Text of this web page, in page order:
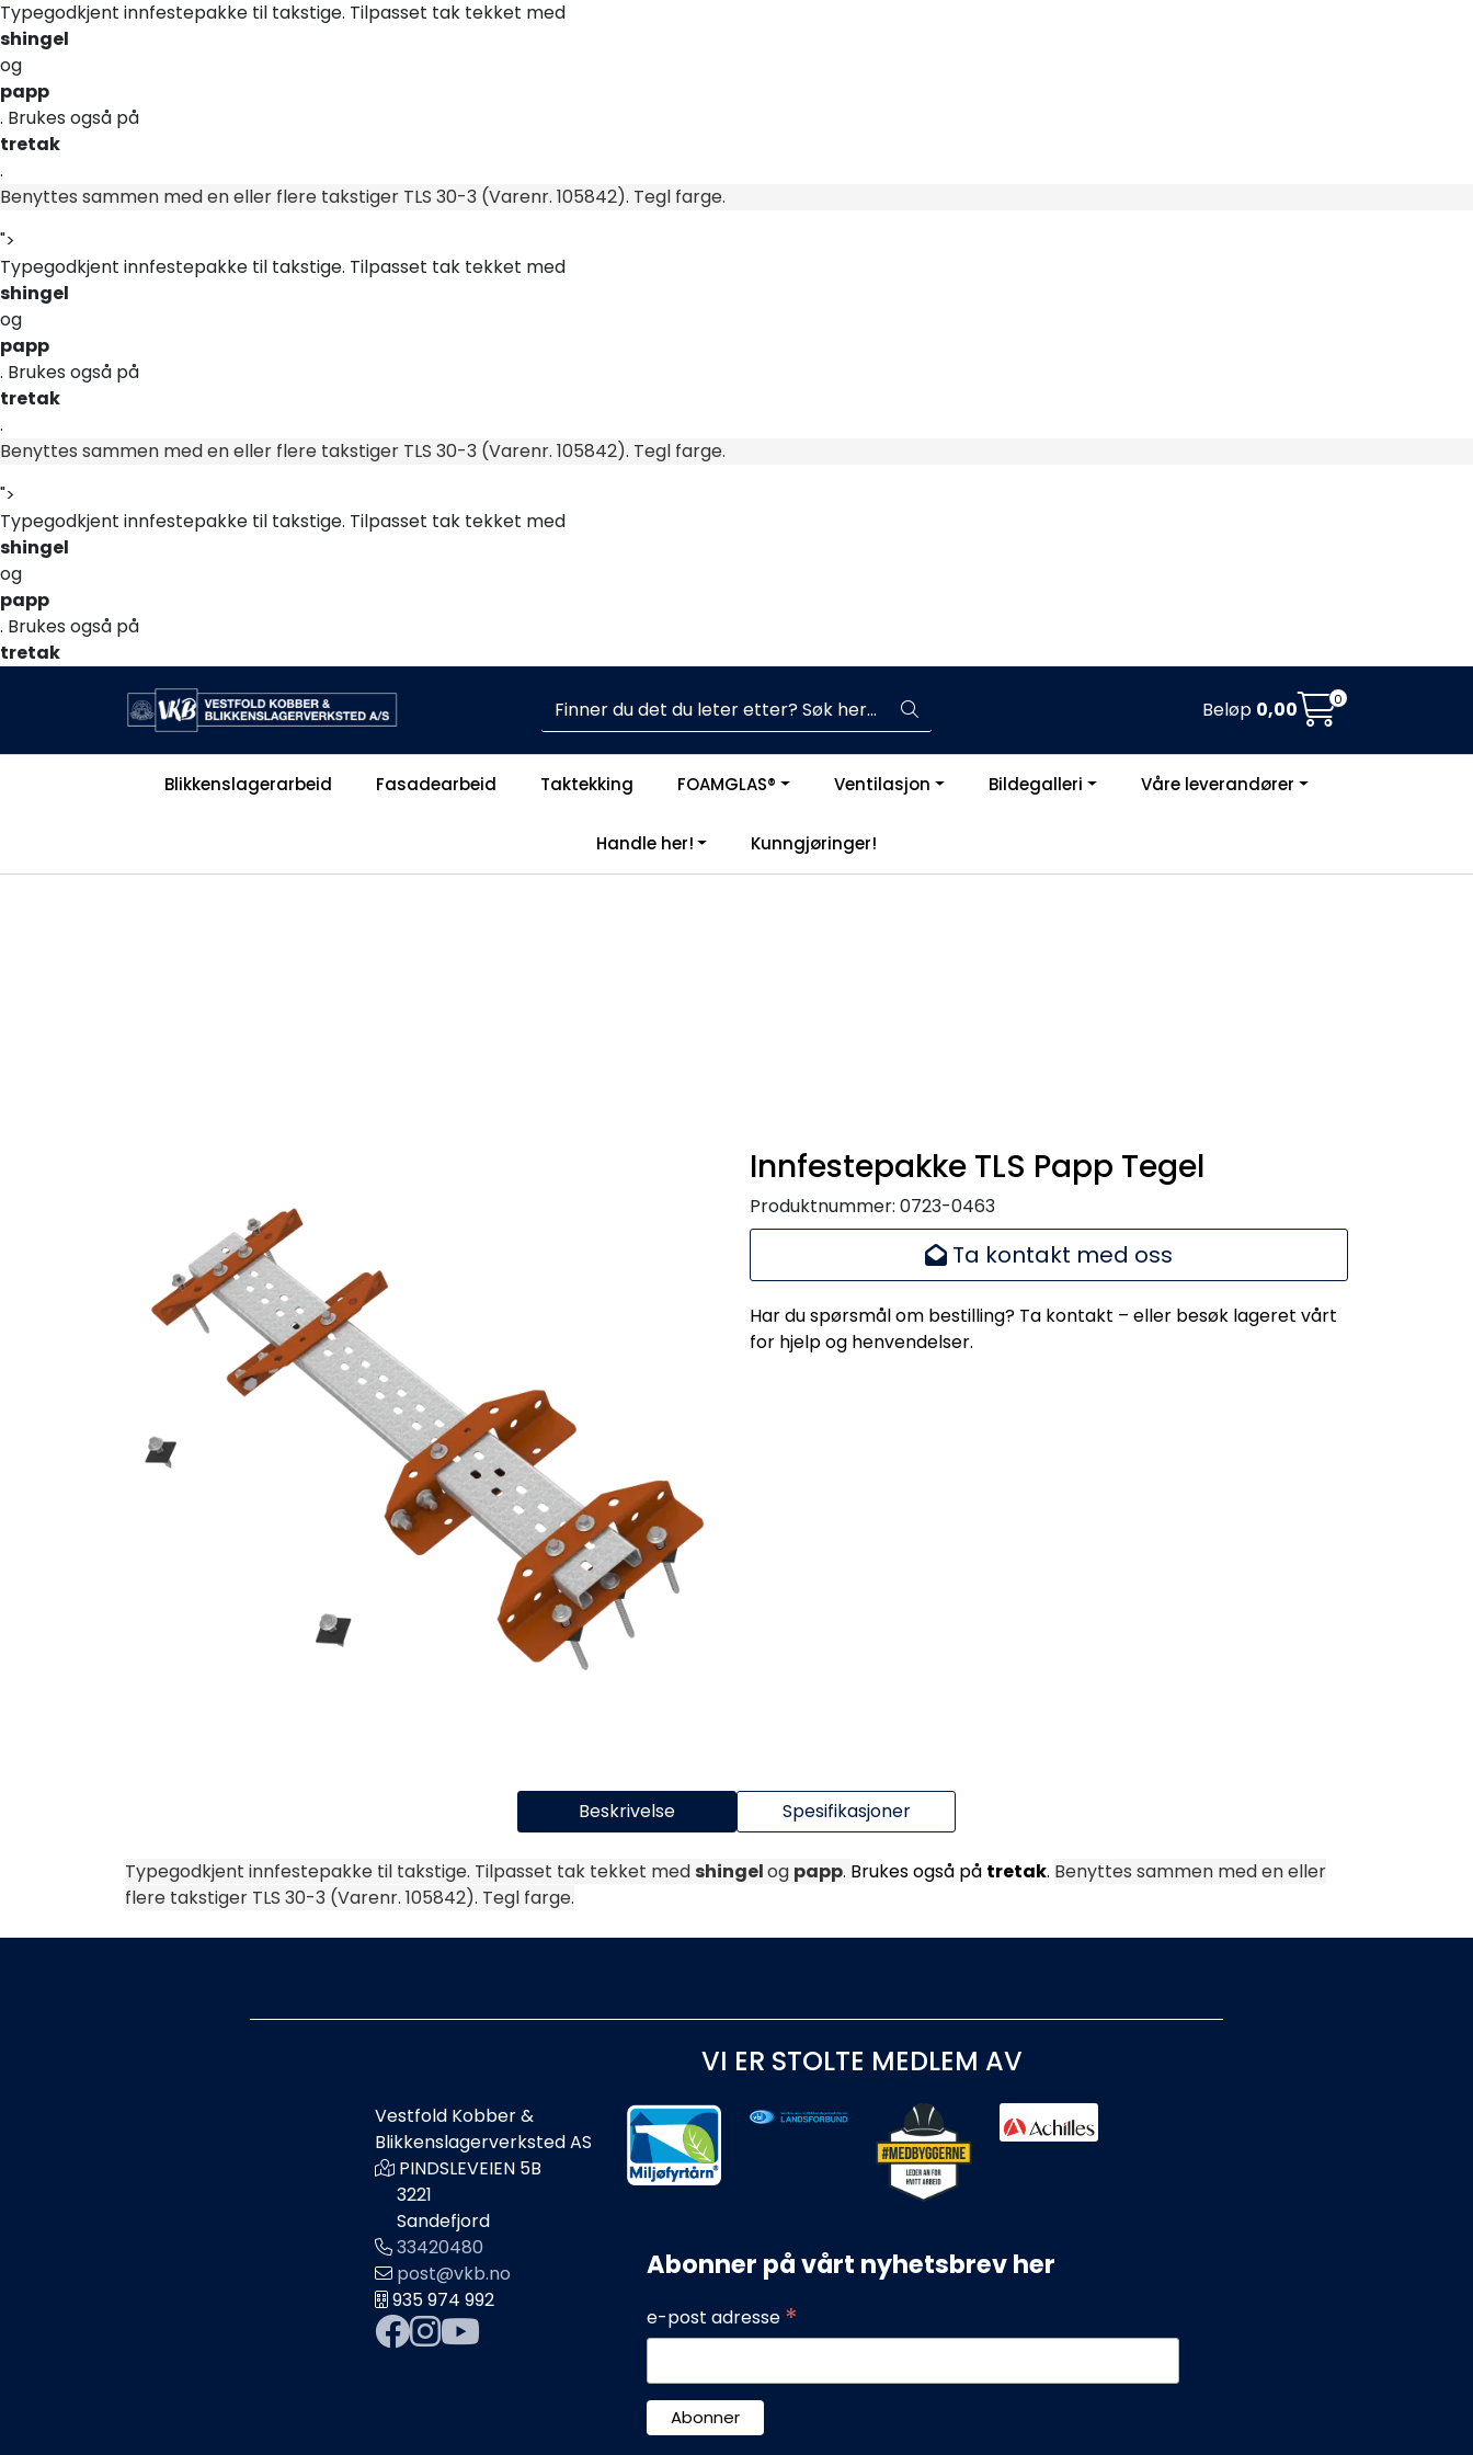
Typegodkjent innfestepakke til takstige. Tilpasset tak tekket med
shingel
og
papp
. Brukes også på
tretak
.
Benyttes sammen med en eller flere takstiger TLS 30-3 (Varenr. 105842). Tegl farge.
">
Typegodkjent innfestepakke til takstige. Tilpasset tak tekket med
shingel
og
papp
. Brukes også på
tretak
.
Benyttes sammen med en eller flere takstiger TLS 30-3 (Varenr. 105842). Tegl farge.
">
Typegodkjent innfestepakke til takstige. Tilpasset tak tekket med
shingel
og
papp
. Brukes også på
tretak
Benyttes sammen med en eller flere takstiger TLS 30-3 (Varenr. 105842). Tegl farge.
">
Skip to main content
Komplett aktør i byggebransjen
Beløp 0,00 0
Blikkenslagerarbeid Fasadearbeid Taktekking FOAMGLAS® Ventilasjon Bildegalleri Våre leverandører
Handle her! Kunngjøringer!
Innfestepakke TLS Papp Tegel
Produktnummer: 0723-0463
Ta kontakt med oss
Har du spørsmål om bestilling? Ta kontakt – eller besøk lageret vårt
for hjelp og henvendelser.
Beskrivelse Spesifikasjoner
Typegodkjent innfestepakke til takstige. Tilpasset tak tekket med shingelog papp. Brukes også på tretak. Benyttes sammen med en eller
flere takstiger TLS 30-3 (Varenr. 105842). Tegl farge.
VI ER STOLTE MEDLEM AV
Vestfold Kobber &
Blikkenslagerverksted AS
PINDSLEVEIEN 5B
3221
Sandefjord
33420480
post@vkb.no
935 974 992
Abonner på vårt nyhetsbrev her
e-post adresse *